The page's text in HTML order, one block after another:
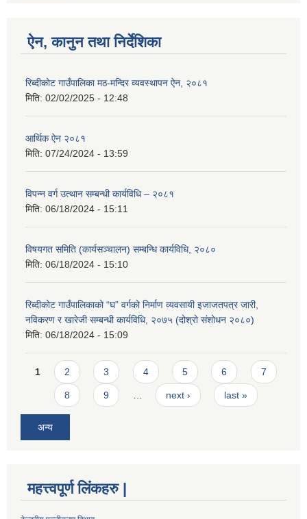
ऐन, कानुन तथा निर्देशिका
रिब्दीकोट गाउँपालिका मठ-मन्दिर व्यवस्थापन ऐन, २०८१
मिति: 02/02/2025 - 12:48
आर्थिक ऐन २०८१
मिति: 07/24/2024 - 13:59
विपन्न वर्ग उत्थान सम्बन्धी कार्यविधि – २०८१
मिति: 06/18/2024 - 15:11
विषयगत समिति (कार्यसञ्चालन) सम्बन्धि कार्यविधि, २०८०
मिति: 06/18/2024 - 15:10
रिब्दीकोट गाउँपालिकाको “घ” वर्गको निर्माण व्यवसायी इजाजतपत्र जारी,
नविकरण र खारेजी सम्बन्धी कार्यविधि, २०७५ (दोश्रो संशोधन २०८०)
मिति: 06/18/2024 - 15:09
Pages
1 2 3 4 5 6 7
8 9 … next › last »
अन्य
महत्त्वपूर्ण लिंकहरु |